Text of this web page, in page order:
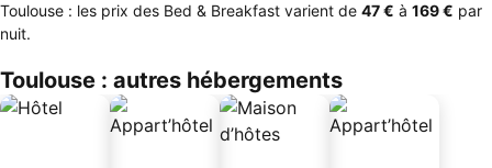
Toulouse : les prix des Bed & Breakfast varient de ‎47 € à ‎169 € par
nuit.
Toulouse : autres hébergements